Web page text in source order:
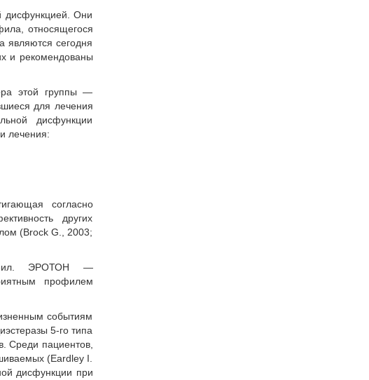
дисфункцией. Они
относящегося
являются сегодня
и рекомендованы
этой группы —
для лечения
дисфункции
лечения:
согласно
других
(Brock G., 2003;
ЭРОТОН —
профилем
событиям
5-го типа
Среди пациентов,
(Eardley I.
дисфункции при